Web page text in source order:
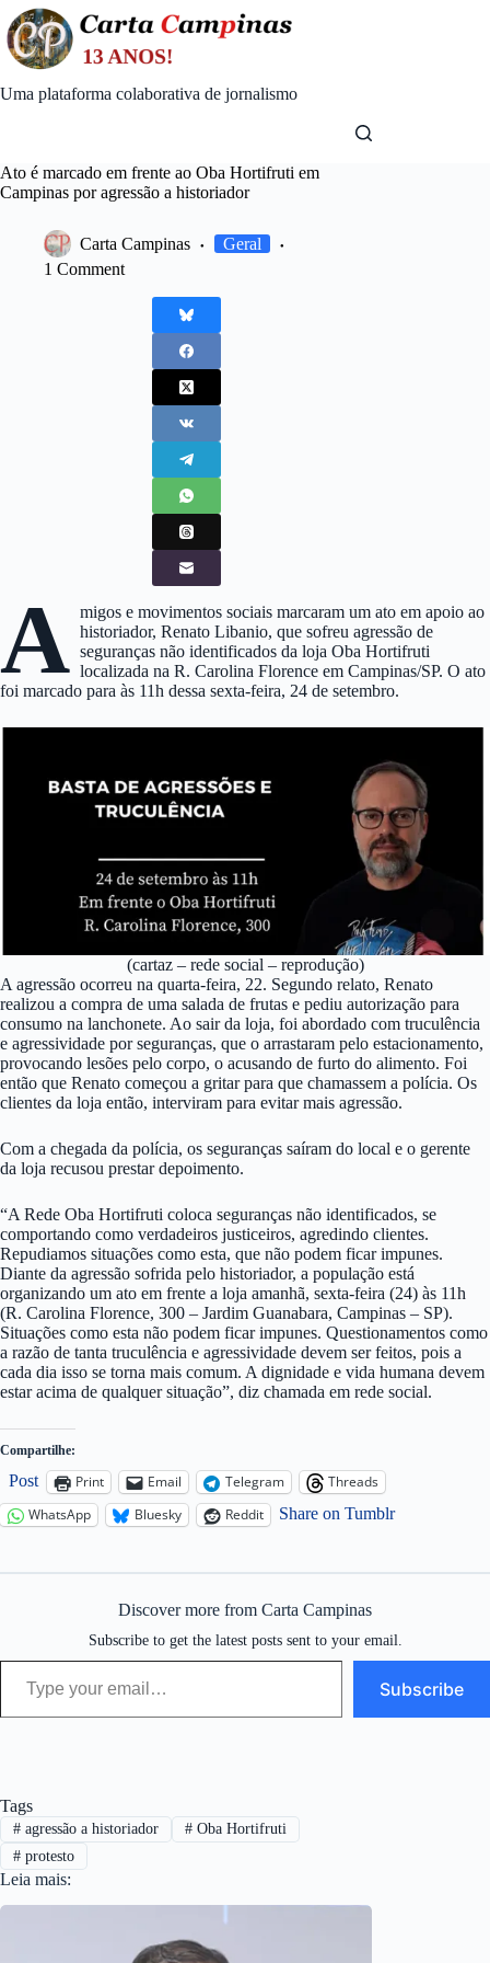
Skip
to
content
Uma plataforma colaborativa de jornalismo
Ato é marcado em frente ao Oba Hortifruti em
Campinas por agressão a historiador
Carta Campinas
Geral
1 Comment
A migos e movimentos sociais marcaram um ato em apoio ao
historiador, Renato Libanio, que sofreu agressão de
seguranças não identificados da loja Oba Hortifruti
localizada na R. Carolina Florence em Campinas/SP. O ato
foi marcado para às 11h dessa sexta-feira, 24 de setembro.
(cartaz – rede social – reprodução)
A agressão ocorreu na quarta-feira, 22. Segundo relato, Renato
realizou a compra de uma salada de frutas e pediu autorização para
consumo na lanchonete. Ao sair da loja, foi abordado com truculência
e agressividade por seguranças, que o arrastaram pelo estacionamento,
provocando lesões pelo corpo, o acusando de furto do alimento. Foi
então que Renato começou a gritar para que chamassem a polícia. Os
clientes da loja então, interviram para evitar mais agressão.
Com a chegada da polícia, os seguranças saíram do local e o gerente
da loja recusou prestar depoimento.
“A Rede Oba Hortifruti coloca seguranças não identificados, se
comportando como verdadeiros justiceiros, agredindo clientes.
Repudiamos situações como esta, que não podem ficar impunes.
Diante da agressão sofrida pelo historiador, a população está
organizando um ato em frente a loja amanhã, sexta-feira (24) às 11h
(R. Carolina Florence, 300 – Jardim Guanabara, Campinas – SP).
Situações como esta não podem ficar impunes. Questionamentos como
a razão de tanta truculência e agressividade devem ser feitos, pois a
cada dia isso se torna mais comum. A dignidade e vida humana devem
estar acima de qualquer situação”, diz chamada em rede social.
Compartilhe:
Post Print Email Telegram
Threads
WhatsApp
Bluesky Reddit Share on Tumblr
Discover more from Carta Campinas
Subscribe to get the latest posts sent to your email.
Type your email…
Subscribe
Tags
#agressão a historiador #Oba Hortifruti
#protesto
Leia mais: